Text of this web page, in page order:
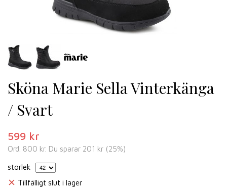
Sköna Marie Sella Vinterkänga
/ Svart
599 kr
Ord. 800 kr. Du sparar 201 kr (25%)
storlek
Tillfälligt slut i lager